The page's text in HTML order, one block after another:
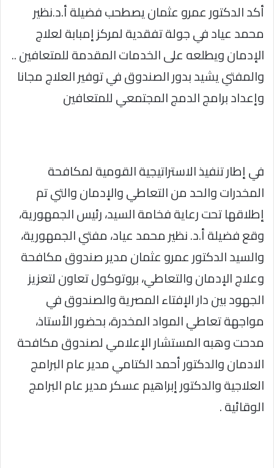
أكد الدكتور عمرو عثمان يصطحب فضيلة أ.د.نظير
محمد عياد في جولة تفقدية لمركز إمبابة لعلاج
الإدمان ويطلعه على الخدمات المقدمة للمتعافين ..
والمفتي يشيد بدور الصندوق في توفير العلاج مجانا
وإعداد برامج الدمج المجتمعي للمتعافين
في إطار تنفيذ الاستراتيجية القومية لمكافحة
المخدرات والحد من التعاطي والإدمان والتي تم
إطلاقها تحت رعاية فخامة السيد، رئيس الجمهورية،
وقع فضيلة أ.د. نظير محمد عياد، مفتي الجمهورية،
والسيد الدكتور عمرو عثمان مدير صندوق مكافحة
وعلاج الإدمان والتعاطي، بروتوكول تعاون لتعزيز
الجهود بين دار الإفتاء المصرية والصندوق في
مواجهة تعاطي المواد المخدرة، بحضور الأستاذ،
مدحت وهبه المستشار الإعلامي لصندوق مكافحة
الادمان والدكتور أحمد الكتامي مدير عام البرامج
العلاجية والدكتور إبراهيم عسكر مدير عام البرامج
الوقائية .